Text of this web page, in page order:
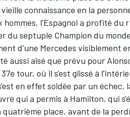
connaissance en la
hommes, l'Espagnol a profité du
du septuple Champion du
d'une Mercedes visiblement
aussi aisé que prévu pour
tour, où il s'est glissé à
en effet soldée par un échec,
qui a permis à Hamilton, qui
place, avant de la